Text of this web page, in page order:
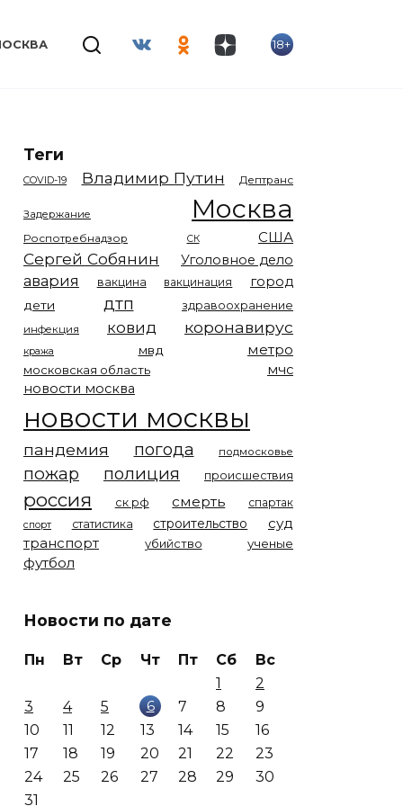
18+
Теги
COVID-19 Владимир Путин Дептранс
Задержание Москва
Роспотребнадзор СК США
Сергей Собянин Уголовное дело
авария вакцина вакцинация город
дети дтп здравоохранение
инфекция ковид коронавирус
кража мвд метро
московская область
мчс
новости москва
новости москвы
пандемия погода подмосковье
пожар полиция происшествия
россия ск рф смерть спартак
спорт статистика строительство
суд
транспорт
убийство ученые
футбол
Новости по дате
Пн Вт Ср Чт Пт Сб
Вс
1
2
3
4 5 6 7 8
9
10
11 12 13 14 15
16
17
18 19 20 21 22
23
24
25 26 27 28 29
30
31